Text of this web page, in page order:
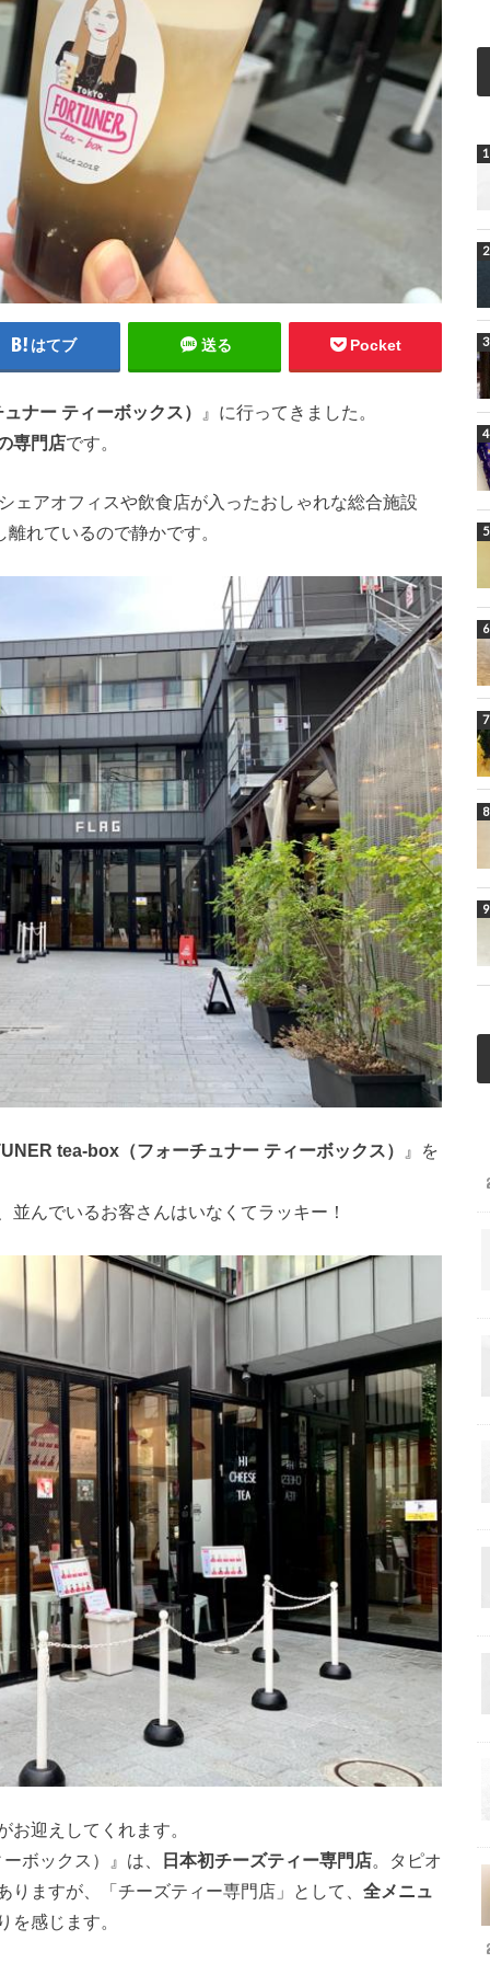
はてブ 送る Pocket
ナー ティーボックス）
』に行ってきました。
専門店です。
ェアオフィスや飲食店が入ったおしゃれな総合施設
れているので静かです。
tea-box（フォーチュナー ティーボックス） 』を
んでいるお客さんはいなくてラッキー！
迎えしてくれます。
ボックス）』は、
日本初チーズティー専門店。タピオ
ますが、「チーズティー専門店」として、 全メニュ
を感じます。